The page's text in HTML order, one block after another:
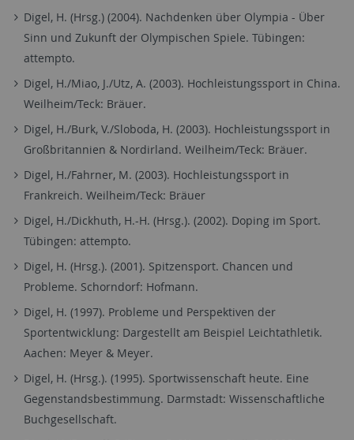
Digel, H. (Hrsg.) (2004). Nachdenken über Olympia - Über
Sinn und Zukunft der Olympischen Spiele. Tübingen:
attempto.
Digel, H./Miao, J./Utz, A. (2003). Hochleistungssport in China.
Weilheim/Teck: Bräuer.
Digel, H./Burk, V./Sloboda, H. (2003). Hochleistungssport in
Großbritannien & Nordirland. Weilheim/Teck: Bräuer.
Digel, H./Fahrner, M. (2003). Hochleistungssport in
Frankreich. Weilheim/Teck: Bräuer
Digel, H./Dickhuth, H.-H. (Hrsg.). (2002). Doping im Sport.
Tübingen: attempto.
Digel, H. (Hrsg.). (2001). Spitzensport. Chancen und
Probleme. Schorndorf: Hofmann.
Digel, H. (1997). Probleme und Perspektiven der
Sportentwicklung: Dargestellt am Beispiel Leichtathletik.
Aachen: Meyer & Meyer.
Digel, H. (Hrsg.). (1995). Sportwissenschaft heute. Eine
Gegenstandsbestimmung. Darmstadt: Wissenschaftliche
Buchgesellschaft.